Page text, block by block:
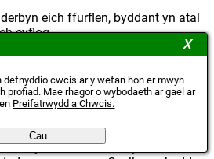
defnyddio cwcis ar y wefan hon er mwyn
profiad. Mae rhagor o wybodaeth ar gael ar
Preifatrwydd a Chwcis.
Cau
eich ffurflen, byddant yn atal
cyflog.
cynllun am lai na 2 flynedd, a'ch
mewn Cynllun Pensiwn
y cyfraniadau yn cael eu had-
treth berthnasol).
cynllun am fwy na 2 flynedd, neu
Cynllun Pensiwn Llywodraeth